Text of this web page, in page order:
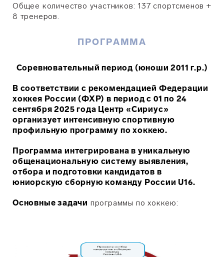
Общее количество участников: 137 спортсменов +
8 тренеров.
ПРОГРАММА
Соревновательный период (юноши 2011 г.р.)
В соответствии с рекомендацией Федерации
хоккея России (ФХР) в период с 01 по 24
сентября 2025 года Центр «Сириус»
организует интенсивную спортивную
профильную программу по хоккею.
Программа интегрирована в уникальную
общенациональную систему выявления,
отбора и подготовки кандидатов в
юниорскую сборную команду России U16.
Основные задачи программы по хоккею: